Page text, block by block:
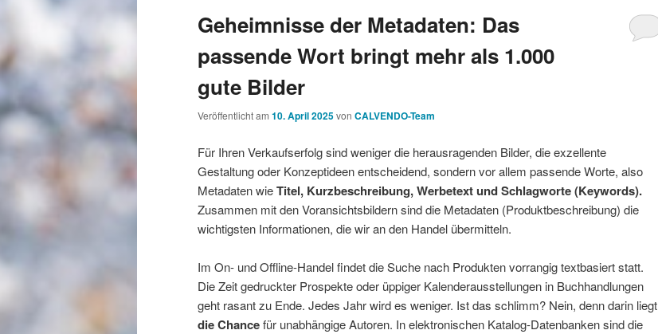
Geheimnisse der Metadaten: Das
passende Wort bringt mehr als 1.000
gute Bilder
Veröffentlicht am 10. April 2025von CALVENDO-Team
Für Ihren Verkaufserfolg sind weniger die herausragenden Bilder, die exzellente
Gestaltung oder Konzeptideen entscheidend, sondern vor allem passende Worte, also
Metadaten wieTitel, Kurzbeschreibung, Werbetext und Schlagworte (Keywords).
Zusammen mit den Voransichtsbildern sind die Metadaten (Produktbeschreibung) die
wichtigsten Informationen, die wir an den Handel übermitteln.
Im On- und Offline-Handel findet die Suche nach Produkten vorrangig textbasiert statt.
Die Zeit gedruckter Prospekte oder üppiger Kalenderausstellungen in Buchhandlungen
geht rasant zu Ende. Jedes Jahr wird es weniger. Ist das schlimm? Nein, denn darin liegt
die Chancefür unabhängige Autoren. In elektronischen Katalog-Datenbanken sind die